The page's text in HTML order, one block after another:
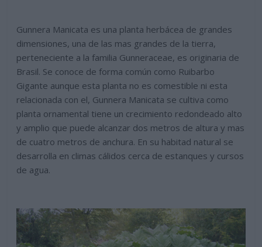
Gunnera Manicata es una planta herbácea de grandes
dimensiones, una de las mas grandes de la tierra,
perteneciente a la familia Gunneraceae, es originaria de
Brasil. Se conoce de forma común como Ruibarbo
Gigante aunque esta planta no es comestible ni esta
relacionada con el, Gunnera Manicata se cultiva como
planta ornamental tiene un crecimiento redondeado alto
y amplio que puede alcanzar dos metros de altura y mas
de cuatro metros de anchura. En su habitad natural se
desarrolla en climas cálidos cerca de estanques y cursos
de agua.